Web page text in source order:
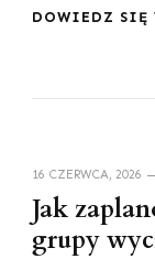
DOWIEDZ SIĘ
16 CZERWCA, 2026
Jak
grupy